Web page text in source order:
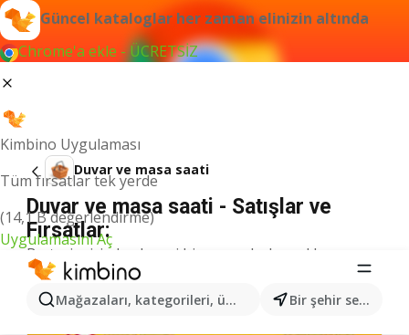
Güncel kataloglar her zaman elinizin altında
Chrome'a ekle - ÜCRETSİZ
Kimbino Uygulaması
Tüm fırsatlar tek yerde
(14,1 B değerlendirme)
Uygulamasını Aç
Mağazaları, kategorileri, ürünleri arayın... Bir şehir seçin
Duvar ve masa saati
Duvar ve masa saati - Satışlar ve
Fırsatlar:
Bu terim için herhangi bir sonuç bulamadık.
Kategoriden daha fazla katalog